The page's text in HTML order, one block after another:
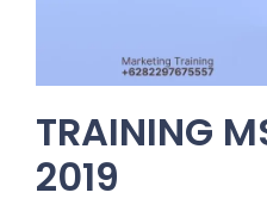
TRAINING
2019